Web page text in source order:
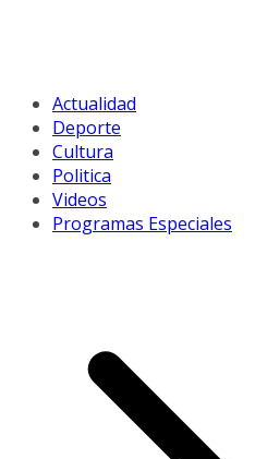
Actualidad
Deporte
Cultura
Politica
Videos
Programas Especiales